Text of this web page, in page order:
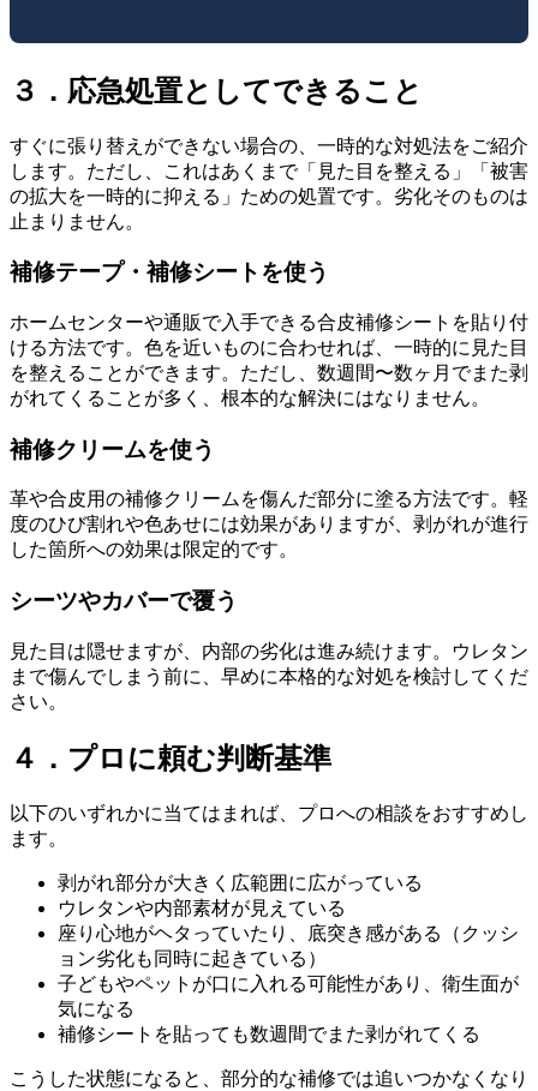
３．応急処置としてできること
すぐに張り替えができない場合の、一時的な対処法をご紹介
します。ただし、これはあくまで「見た目を整える」「被害
の拡大を一時的に抑える」ための処置です。劣化そのものは
止まりません。
補修テープ・補修シートを使う
ホームセンターや通販で入手できる合皮補修シートを貼り付
ける方法です。色を近いものに合わせれば、一時的に見た目
を整えることができます。ただし、数週間〜数ヶ月でまた剥
がれてくることが多く、根本的な解決にはなりません。
補修クリームを使う
革や合皮用の補修クリームを傷んだ部分に塗る方法です。軽
度のひび割れや色あせには効果がありますが、剥がれが進行
した箇所への効果は限定的です。
シーツやカバーで覆う
見た目は隠せますが、内部の劣化は進み続けます。ウレタン
まで傷んでしまう前に、早めに本格的な対処を検討してくだ
さい。
４．プロに頼む判断基準
以下のいずれかに当てはまれば、プロへの相談をおすすめし
ます。
剥がれ部分が大きく広範囲に広がっている
ウレタンや内部素材が見えている
座り心地がヘタっていたり、底突き感がある（クッシ
ョン劣化も同時に起きている）
子どもやペットが口に入れる可能性があり、衛生面が
気になる
補修シートを貼っても数週間でまた剥がれてくる
こうした状態になると、部分的な補修では追いつかなくなり